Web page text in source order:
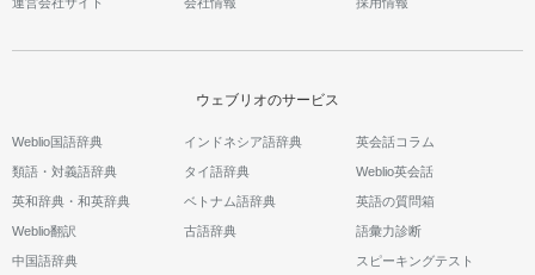
運営会社サイト 会社情報 採用情報
ウェブリオのサービス
Weblio国語辞典
類語・対義語辞典
英和辞典・和英辞典
Weblio翻訳
中国語辞典
インドネシア語辞典
タイ語辞典
ベトナム語辞典
古語辞典
英会話コラム
Weblio英会話
英語の質問箱
語彙力診断
スピーキングテスト